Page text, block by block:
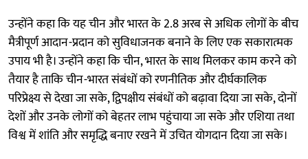
उन्होंने कहा कि यह चीन और भारत के 2.8 अरब से अधिक लोगों के बीच
मैत्रीपूर्ण आदान-प्रदान को सुविधाजनक बनाने के लिए एक सकारात्मक
उपाय भी है। उन्होंने कहा कि चीन, भारत के साथ मिलकर काम करने को
तैयार है ताकि चीन-भारत संबंधों को रणनीतिक और दीर्घकालिक
परिप्रेक्ष्य से देखा जा सके, द्विपक्षीय संबंधों को बढ़ावा दिया जा सके, दोनों
देशों और उनके लोगों को बेहतर लाभ पहुंचाया जा सके और एशिया तथा
विश्व में शांति और समृद्धि बनाए रखने में उचित योगदान दिया जा सके।